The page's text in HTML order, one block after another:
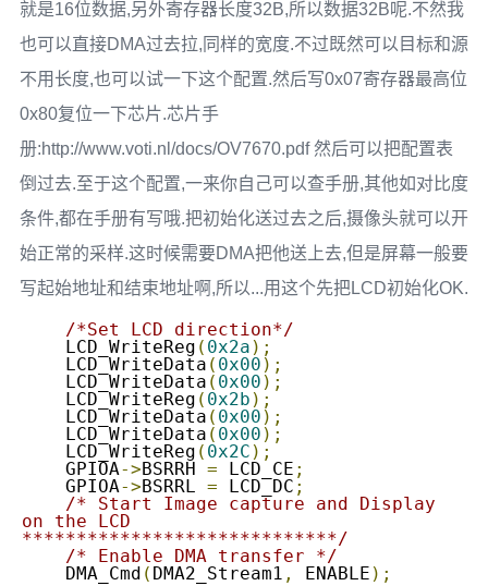
就是16位数据,另外寄存器长度32B,所以数据32B呢.不然我
也可以直接DMA过去拉,同样的宽度.不过既然可以目标和源
不用长度,也可以试一下这个配置.然后写0x07寄存器最高位
0x80复位一下芯片.芯片手
册:http://www.voti.nl/docs/OV7670.pdf 然后可以把配置表
倒过去.至于这个配置,一来你自己可以查手册,其他如对比度
条件,都在手册有写哦.把初始化送过去之后,摄像头就可以开
始正常的采样.这时候需要DMA把他送上去,但是屏幕一般要
写起始地址和结束地址啊,所以...用这个先把LCD初始化OK.
/*Set LCD direction*/
    LCD_WriteReg
( 0x2a );
    LCD_WriteData
( 0x00 );
    LCD_WriteData
( 0x00 );
    LCD_WriteReg
( 0x2b );
    LCD_WriteData
( 0x00 );
    LCD_WriteData
( 0x00 );
    LCD_WriteReg
( 0x2C );
    GPIOA
->BSRRH = LCD_CE ;
    GPIOA
->BSRRL = LCD_DC ;
/* Start Image capture and Display
on the LCD
*****************************/
/* Enable DMA transfer */
    DMA_Cmd
( DMA2_Stream1 , ENABLE );